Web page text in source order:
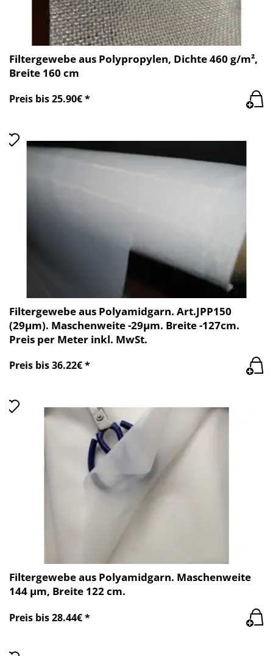
Filtergewebe aus Polypropylen, Dichte 460 g/m²,
Breite 160 cm
Preis bis 25.90€ *
Filtergewebe aus Polyamidgarn. Art.JPP150
(29µm). Maschenweite -29µm. Breite -127cm.
Preis per Meter inkl. MwSt.
Preis bis 36.22€ *
Filtergewebe aus Polyamidgarn. Maschenweite
144 µm, Breite 122 cm.
Preis bis 28.44€ *